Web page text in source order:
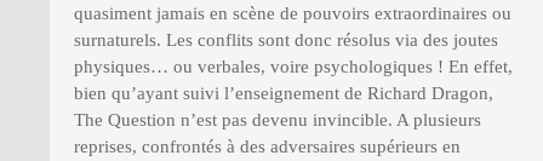
quasiment jamais en scène de pouvoirs extraordinaires ou
surnaturels. Les conflits sont donc résolus via des joutes
physiques… ou verbales, voire psychologiques ! En effet,
bien qu’ayant suivi l’enseignement de Richard Dragon,
The Question n’est pas devenu invincible. A plusieurs
reprises, confrontés à des adversaires supérieurs en